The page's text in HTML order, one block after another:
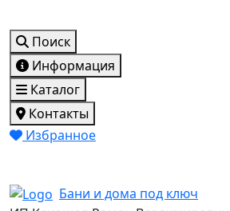
Поиск
Информация
Каталог
Контакты
Избранное
Бани и дома под ключ